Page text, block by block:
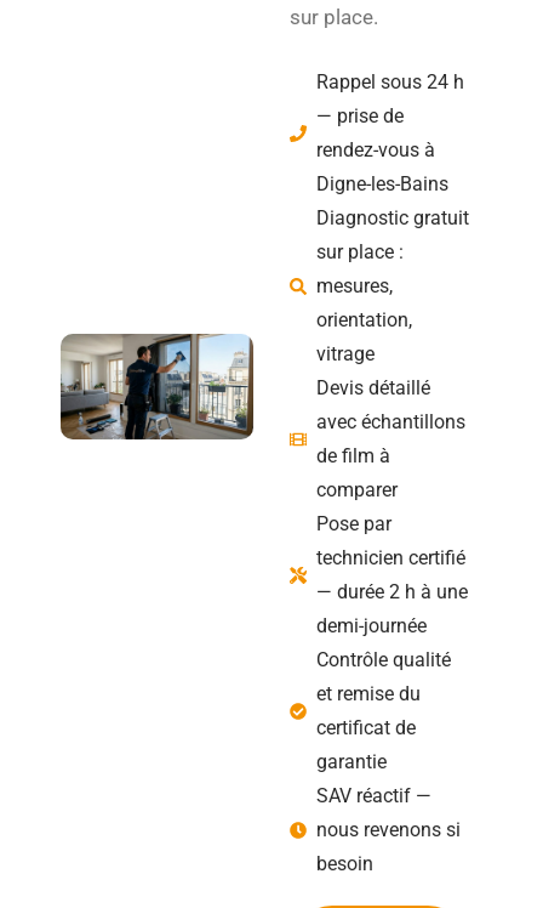
sur place.
Rappel sous 24 h
— prise de
rendez-vous à
Digne-les-Bains
Diagnostic gratuit
sur place :
mesures,
orientation,
vitrage
Devis détaillé
avec échantillons
de film à
comparer
Pose par
technicien certifié
— durée 2 h à une
demi-journée
Contrôle qualité
et remise du
certificat de
garantie
SAV réactif —
nous revenons si
besoin